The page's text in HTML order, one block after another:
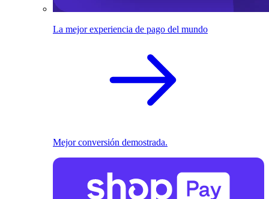
La mejor experiencia de pago del mundo
Mejor conversión demostrada.